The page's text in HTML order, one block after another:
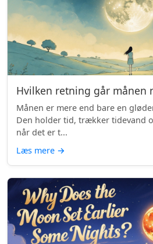
Hvilken retning går månen
Månen er mere end bare en
Den holder tid, trækker tidevand
når det er t...
Læs mere →